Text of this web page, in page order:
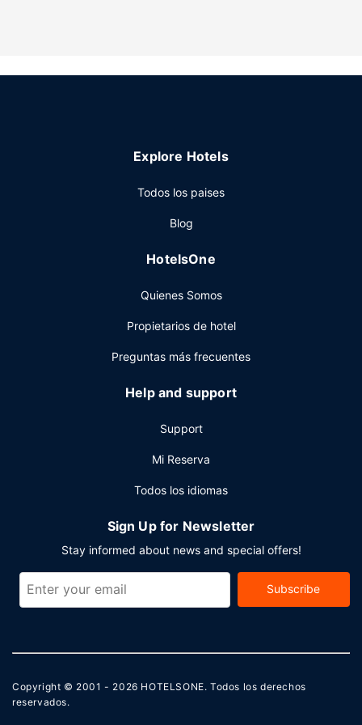
conserjería y servicio de celebración de bodas.
de habitaciones las 24 horas de este hotel. Apaga la sed
bufé, con un coste adicional, se ofrece de lunes a viernes
horario es de 07:00 a 10:30.
recepción las 24 horas a tu disposición. ¿Estás
tu disposición 412 metros cuadrados de espacio con zona
para conferencias y 9 salas de reuniones. Hay un
aparcamiento sin asistencia (de pago) disponible.
Explore Hotels
Todos los paises
Blog
HotelsOne
Quienes Somos
Propietarios de hotel
Preguntas más frecuentes
Help and support
Support
Mi Reserva
Todos los idiomas
Sign Up for Newsletter
Stay informed about news and special offers!
Subscribe
Copyright © 2001 - 2026 HOTELSONE. Todos los derechos
reservados.